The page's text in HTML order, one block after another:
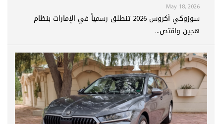
May 18, 2026
سوزوكي أكروس 2026 تنطلق رسمياً في الإمارات بنظام
هجين واقتص...